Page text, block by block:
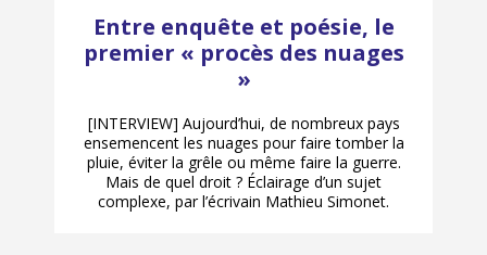
Entre enquête et poésie, le
premier « procès des nuages
»
[INTERVIEW] Aujourd’hui, de nombreux pays
ensemencent les nuages pour faire tomber la
pluie, éviter la grêle ou même faire la guerre.
Mais de quel droit ? Éclairage d’un sujet
complexe, par l’écrivain Mathieu Simonet.